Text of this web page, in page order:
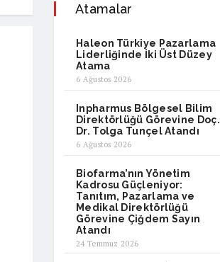
Atamalar
Haleon Türkiye Pazarlama
Liderliğinde İki Üst Düzey
Atama
6 Ağustos 2026
Inpharmus Bölgesel Bilim
Direktörlüğü Görevine Doç.
Dr. Tolga Tunçel Atandı
6 Ağustos 2026
Biofarma’nın Yönetim
Kadrosu Güçleniyor:
Tanıtım, Pazarlama ve
Medikal Direktörlüğü
Görevine Çiğdem Sayın
Atandı
24 Temmuz 2026